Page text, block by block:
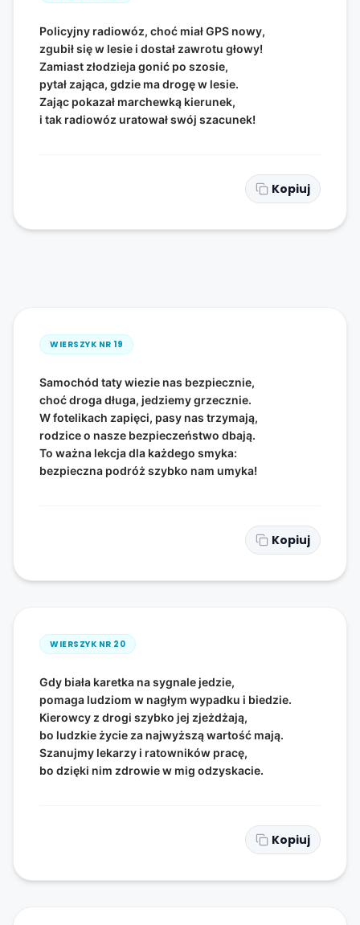
Policyjny radiowóz, choć miał GPS nowy,
zgubił się w lesie i dostał zawrotu głowy!
Zamiast złodzieja gonić po szosie,
pytał zająca, gdzie ma drogę w lesie.
Zając pokazał marchewką kierunek,
i tak radiowóz uratował swój szacunek!
Kopiuj
WIERSZYK NR 19
Samochód taty wiezie nas bezpiecznie,
choć droga długa, jedziemy grzecznie.
W fotelikach zapięci, pasy nas trzymają,
rodzice o nasze bezpieczeństwo dbają.
To ważna lekcja dla każdego smyka:
bezpieczna podróż szybko nam umyka!
Kopiuj
WIERSZYK NR 20
Gdy biała karetka na sygnale jedzie,
pomaga ludziom w nagłym wypadku i biedzie.
Kierowcy z drogi szybko jej zjeżdżają,
bo ludzkie życie za najwyższą wartość mają.
Szanujmy lekarzy i ratowników pracę,
bo dzięki nim zdrowie w mig odzyskacie.
Kopiuj